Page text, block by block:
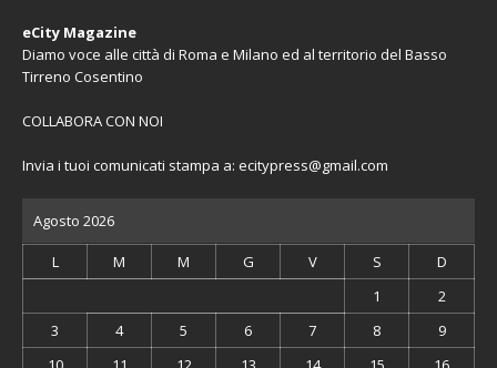
eCity Magazine
Diamo voce alle città di Roma e Milano ed al territorio del Basso
Tirreno Cosentino
COLLABORA CON NOI
Invia i tuoi comunicati stampa a: ecitypress@gmail.com
Agosto 2026
L M M G V S
D
1
2
3
4 5 6 7 8
9